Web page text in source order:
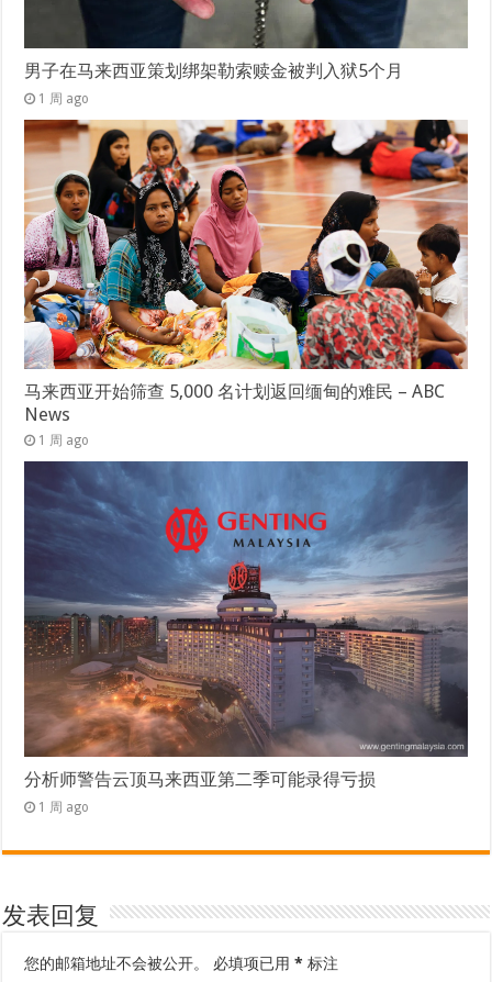
男子在马来西亚策划绑架勒索赎金被判入狱5个月
1 周 ago
马来西亚开始筛查 5,000 名计划返回缅甸的难民 – ABC
News
1 周 ago
分析师警告云顶马来西亚第二季可能录得亏损
1 周 ago
发表回复
您的邮箱地址不会被公开。 必填项已用* 标注